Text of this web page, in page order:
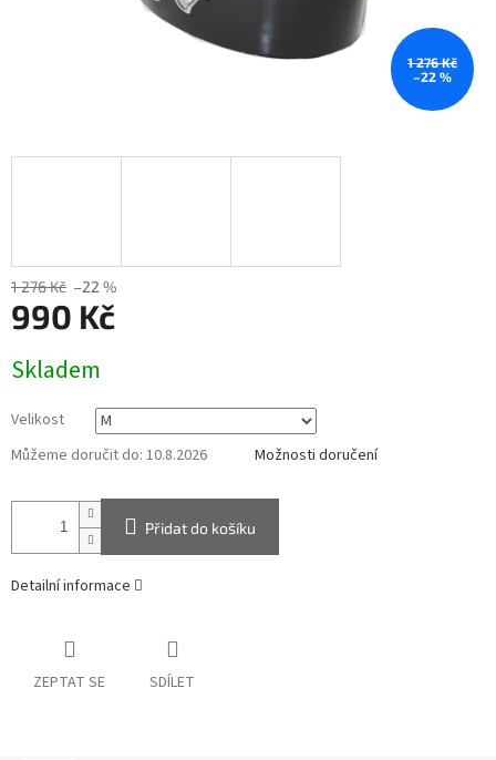
1 276 Kč
–22 %
1 276 Kč –22 %
990 Kč
cena:
Skladem
Velikost
Můžeme doručit do: 10.8.2026 Možnosti doručení
Přidat do košíku
Detailní informace
ZEPTAT SE SDÍLET